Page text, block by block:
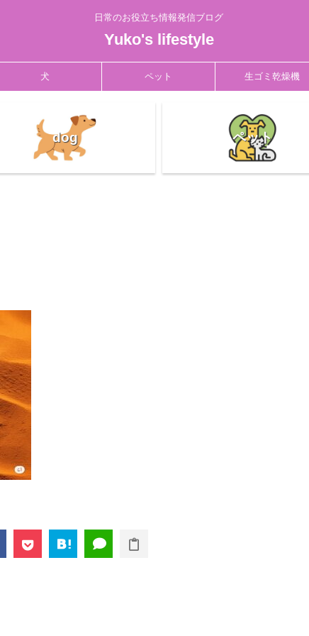
日常のお役立ち情報発信ブログ
Yuko's lifestyle
犬 ペット 生ゴミ乾燥機
dog ペット